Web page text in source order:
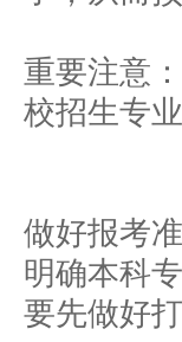
重要注意
校招生专
做好报考
明确本科
要先做好打